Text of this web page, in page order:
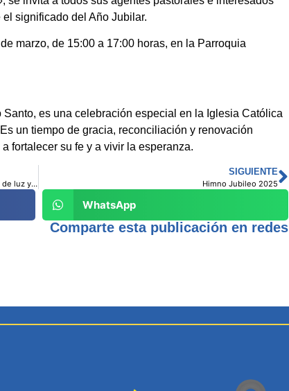
significado del Año Jubilar.
marzo, de 15:00 a 17:00 horas, en la Parroquia
es una celebración especial en la Iglesia Católica
un tiempo de gracia, reconciliación y renovación
fortalecer su fe y a vivir la esperanza.
La Presentación de Jesús en el Templo: un encuentro de luz y esperanza (2 de febrero)
SIGUIENTE
Himno Jubileo 2025
WhatsApp
Comparte esta publicación en redes